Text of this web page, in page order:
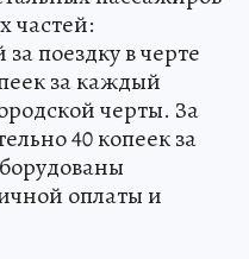
частей:
поездку в черте
за каждый
черты. За
40 копеек за
оплаты и